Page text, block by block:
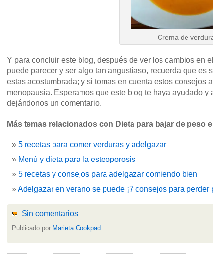
Crema de
Y para concluir este blog, después de ver los cambios en
puede parecer y ser algo tan angustiaso, recuerda que
estas acostumbrada; y si tomas en cuenta estos consejos
menopausia. Esperamos que este blog te haya ayudado
dejándonos un comentario.
Más temas relacionados con Dieta para bajar de peso
5 recetas para comer verduras y adelgazar
Menú y dieta para la esteoporosis
5 recetas y consejos para adelgazar comiendo bien
Adelgazar en verano se puede ¡7 consejos para perder
Sin comentarios
Publicado por Marieta Cookpad